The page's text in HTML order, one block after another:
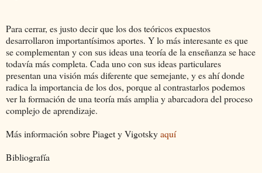
Para cerrar, es justo decir que los dos teóricos expuestos
desarrollaron importantísimos aportes. Y lo más interesante es que
se complementan y con sus ideas una teoría de la enseñanza se hace
todavía más completa. Cada uno con sus ideas particulares
presentan una visión más diferente que semejante, y es ahí donde
radica la importancia de los dos, porque al contrastarlos podemos
ver la formación de una teoría más amplia y abarcadora del proceso
complejo de aprendizaje.
Más información sobre Piaget y Vigotskyaquí
Bibliografía